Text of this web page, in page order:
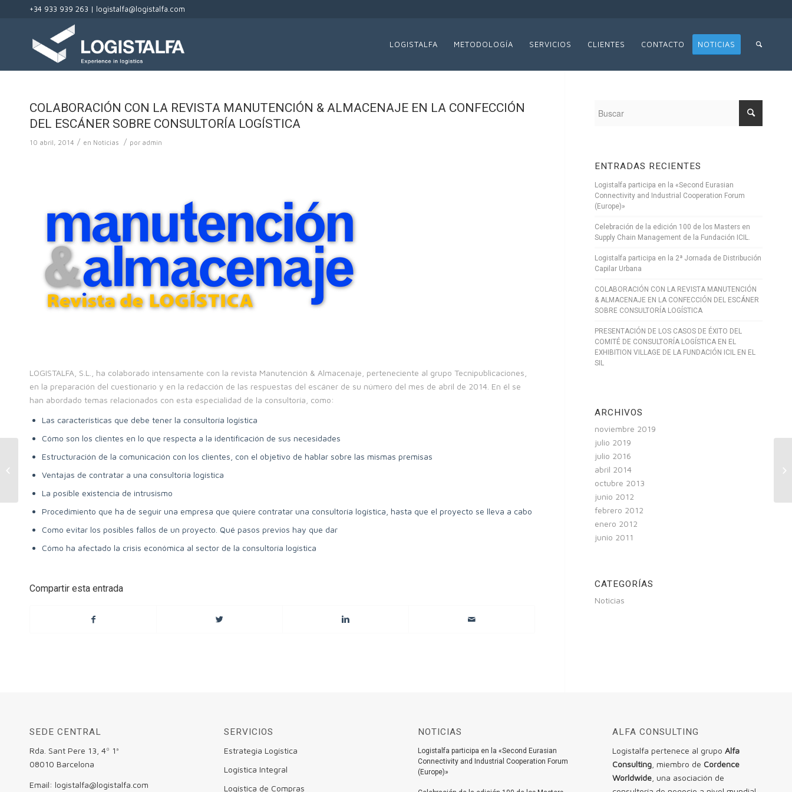
+34 933 939 263 | logistalfa@logistalfa.com
LOGISTALFA METODOLOGÍA SERVICIOS CLIENTES CONTACTO NOTICIAS
COLABORACIÓN CON LA REVISTA MANUTENCIÓN & ALMACENAJE EN LA CONFECCIÓN
DEL ESCÁNER SOBRE CONSULTORÍA LOGÍSTICA
10 abril, 2014 / en Noticias / por admin
LOGISTALFA, S.L., ha colaborado intensamente con la revista Manutención & Almacenaje, perteneciente al grupo Tecnipublicaciones,
en la preparación del cuestionario y en la redacción de las respuestas del escáner de su número del mes de abril de 2014. En él se
han abordado temas relacionados con esta especialidad de la consultoría, como:
Las características que debe tener la consultoría logística
Cómo son los clientes en lo que respecta a la identificación de sus necesidades
Estructuración de la comunicación con los clientes, con el objetivo de hablar sobre las mismas premisas
Ventajas de contratar a una consultoría logística
La posible existencia de intrusismo
Procedimiento que ha de seguir una empresa que quiere contratar una consultoría logística, hasta que el proyecto se lleva a cabo
Como evitar los posibles fallos de un proyecto. Qué pasos previos hay que dar
Cómo ha afectado la crisis económica al sector de la consultoría logística
Compartir esta entrada
ENTRADAS RECIENTES
Logistalfa participa en la «Second Eurasian
Connectivity and Industrial Cooperation Forum
(Europe)»
Celebración de la edición 100 de los Masters en
Supply Chain Management de la Fundación ICIL.
Logistalfa participa en la 2ª Jornada de Distribución
Capilar Urbana
COLABORACIÓN CON LA REVISTA MANUTENCIÓN
& ALMACENAJE EN LA CONFECCIÓN DEL ESCÁNER
SOBRE CONSULTORÍA LOGÍSTICA
PRESENTACIÓN DE LOS CASOS DE ÉXITO DEL
COMITÉ DE CONSULTORÍA LOGÍSTICA EN EL
EXHIBITION VILLAGE DE LA FUNDACIÓN ICIL EN EL
SIL
ARCHIVOS
noviembre 2019
julio 2019
julio 2016
abril 2014
octubre 2013
junio 2012
febrero 2012
enero 2012
junio 2011
CATEGORÍAS
Noticias
SEDE CENTRAL
Rda. Sant Pere 13, 4º 1ª
08010 Barcelona
Email: logistalfa@logistalfa.com
SERVICIOS
Estrategia Logística
Logística Integral
Logística de Compras
NOTICIAS
Logistalfa participa en la «Second Eurasian
Connectivity and Industrial Cooperation Forum
(Europe)»
ALFA CONSULTING
Logistalfa pertenece al grupo Alfa
Consulting, miembro de Cordence
Worldwide, una asociación de
PRESENTACIÓN DE LOS CASOS DE
CONSULTORÍA LOGÍSTICA...